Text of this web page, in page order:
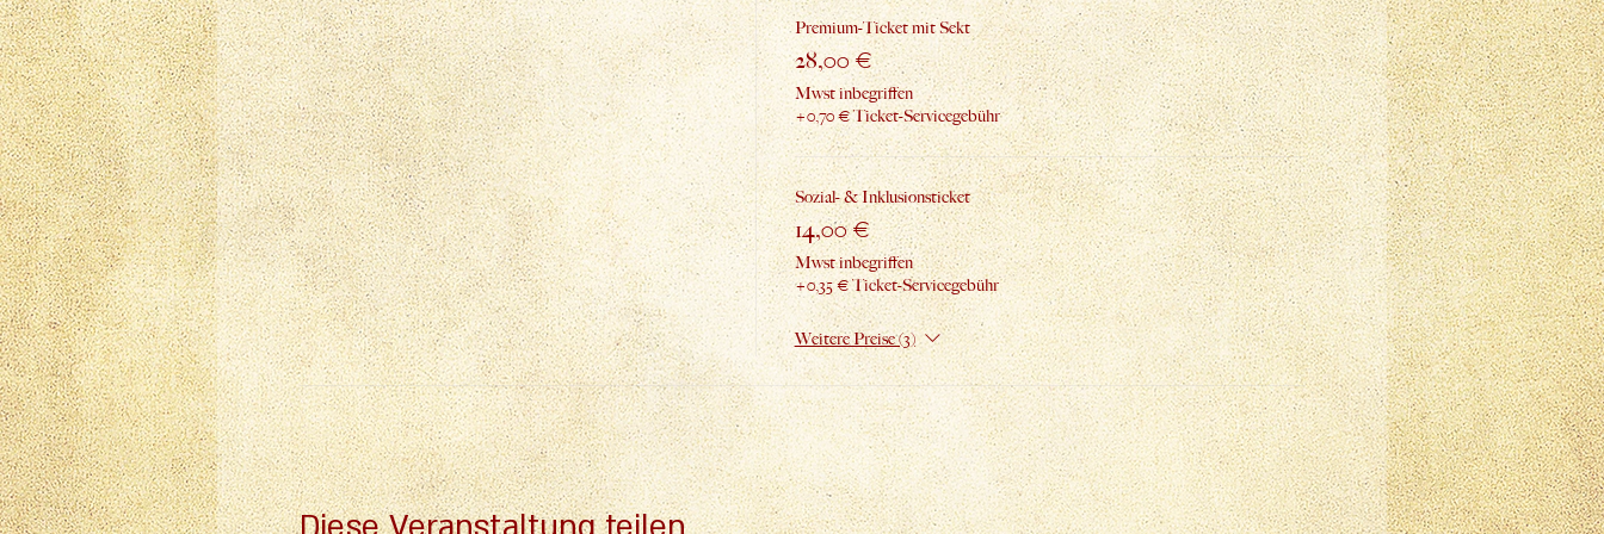
Premium-Ticket mit Sekt
28,00 €
Mwst inbegriffen
+0,70 € Ticket-Servicegebühr
Sozial- & Inklusionsticket
14,00 €
Mwst inbegriffen
+0,35 € Ticket-Servicegebühr
Weitere Preise (3)